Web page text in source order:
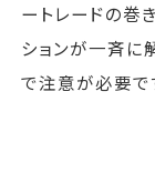
ートレードの巻
ションが一斉に
で注意が必要で